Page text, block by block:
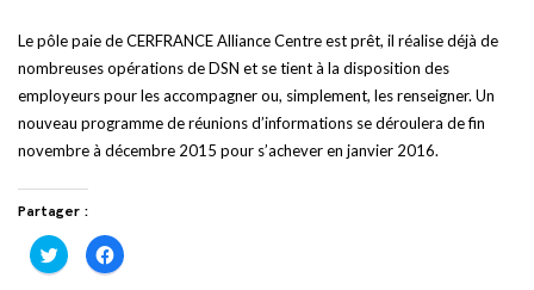
Le pôle paie de CERFRANCE Alliance Centre est prêt, il réalise déjà de
nombreuses opérations de DSN et se tient à la disposition des
employeurs pour les accompagner ou, simplement, les renseigner. Un
nouveau programme de réunions d’informations se déroulera de fin
novembre à décembre 2015 pour s’achever en janvier 2016.
Partager :
Cliquez
pour
partager
Cliquez
pour
partager